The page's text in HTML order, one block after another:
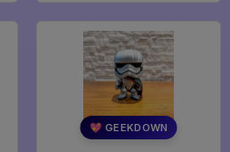
💖 GEEKDOWN